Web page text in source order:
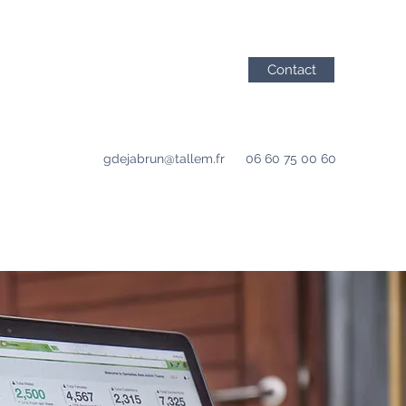
Contact
gdejabrun@tallem.fr 06 60 75 00 60